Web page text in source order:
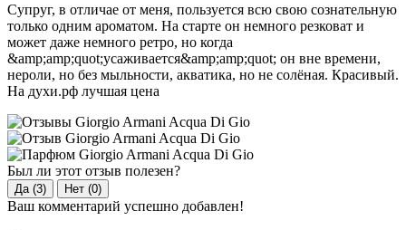
Супруг, в отличае от меня, пользуется всю свою сознательную
только одним ароматом. На старте он немного резковат и
может даже немного ретро, но когда
&amp;amp;quot;усаживается&amp;amp;quot; он вне времени,
нероли, но без мыльности, акватика, но не солёная. Красивый.
На духи.рф лучшая цена
Был ли этот отзыв полезен?
Да (3) Нет (0)
Ваш комментарий успешно добавлен!